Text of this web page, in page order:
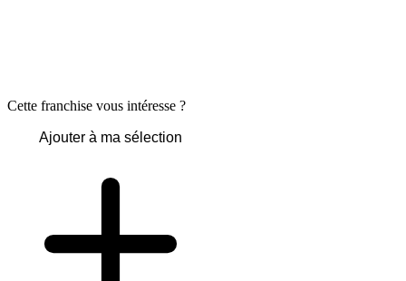
Cette franchise vous intéresse ?
Ajouter à ma sélection